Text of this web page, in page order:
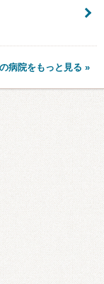
病院をもっと見る »